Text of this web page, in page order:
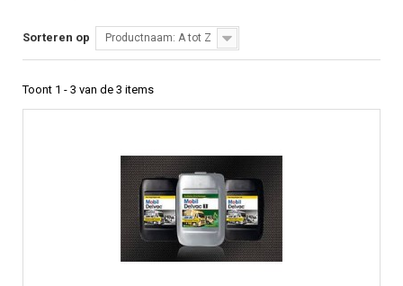
Sorteren op Productnaam: A tot Z
Toont 1 - 3 van de 3 items